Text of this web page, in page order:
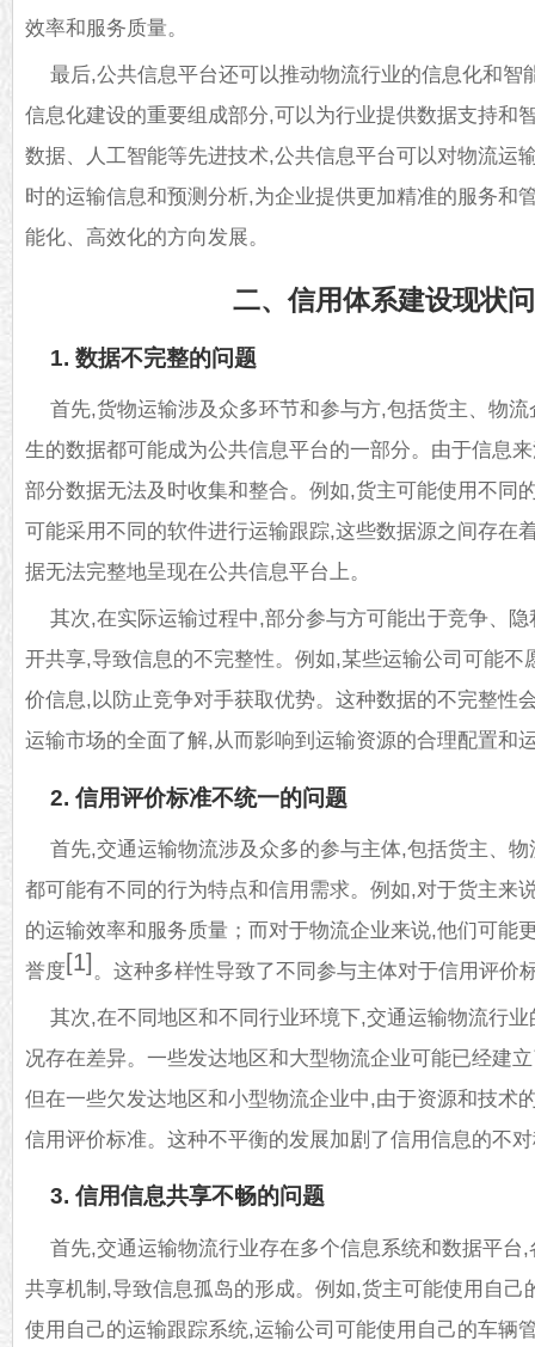
效率和服务质量。
最后,公共信息平台还可以推动物流行业的信息化和智
信息化建设的重要组成部分,可以为行业提供数据支持和
数据、人工智能等先进技术,公共信息平台可以对物流运
时的运输信息和预测分析,为企业提供更加精准的服务和
能化、高效化的方向发展。
二、信用体系建设现状
1. 数据不完整的问题
首先,货物运输涉及众多环节和参与方,包括货主、物
生的数据都可能成为公共信息平台的一部分。由于信息
部分数据无法及时收集和整合。例如,货主可能使用不同
可能采用不同的软件进行运输跟踪,这些数据源之间存在
据无法完整地呈现在公共信息平台上。
其次,在实际运输过程中,部分参与方可能出于竞争、
开共享,导致信息的不完整性。例如,某些运输公司可能不
价信息,以防止竞争对手获取优势。这种数据的不完整性
运输市场的全面了解,从而影响到运输资源的合理配置和
2. 信用评价标准不统一的问题
首先,交通运输物流涉及众多的参与主体,包括货主、
都可能有不同的行为特点和信用需求。例如,对于货主来
的运输效率和服务质量；而对于物流企业来说,他们可能
誉度 [1] 。这种多样性导致了不同参与主体对于信用评价
其次,在不同地区和不同行业环境下,交通运输物流行
况存在差异。一些发达地区和大型物流企业可能已经建
但在一些欠发达地区和小型物流企业中,由于资源和技术
信用评价标准。这种不平衡的发展加剧了信用信息的不
3. 信用信息共享不畅的问题
首先,交通运输物流行业存在多个信息系统和数据平台
共享机制,导致信息孤岛的形成。例如,货主可能使用自己
使用自己的运输跟踪系统,运输公司可能使用自己的车辆